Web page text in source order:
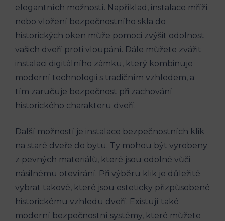
elegantních možností. Například, instalace mříží
nebo vložení bezpečnostního skla do
historických oken může pomoci zvýšit odolnost
vašich dveří proti vloupání. Dále můžete zvážit
instalaci digitálního zámku, který kombinuje
moderní technologii s tradičním vzhledem, a
tím zaručuje bezpečnost při zachování
historického charakteru dveří.
Další možností je instalace bezpečnostních klik
na staré dveře do bytu. Ty mohou být vyrobeny
z pevných materiálů, které jsou odolné vůči
násilnému otevírání. Při výběru klik je důležité
vybrat takové, které jsou esteticky přizpůsobené
historickému vzhledu dveří. Existují také
moderní bezpečnostní systémy, které můžete